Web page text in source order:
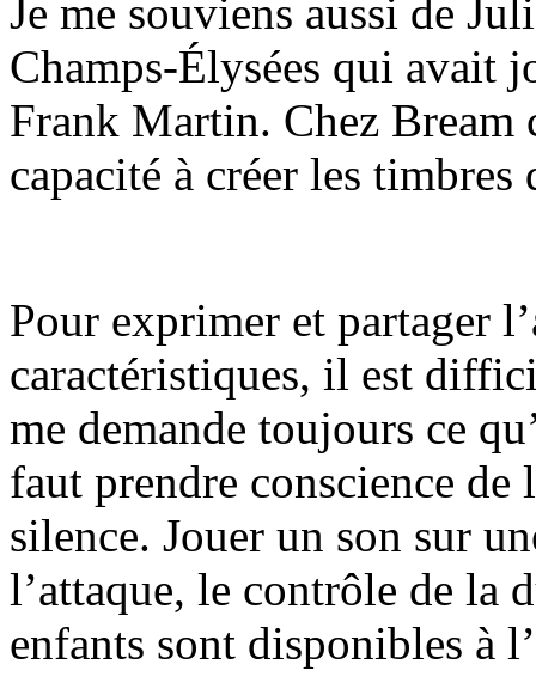
Je me souviens aussi de
Champs-Élysées qui avait
Frank Martin. Chez Bream
capacité à créer les timbres
Pour exprimer et partager
caractéristiques, il est
me demande toujours ce
faut prendre conscience de
silence. Jouer un son sur
l’attaque, le contrôle de la
enfants sont disponibles à